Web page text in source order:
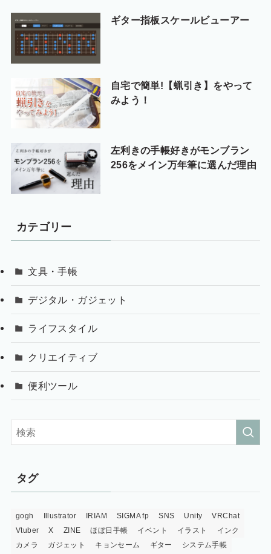
ギター指板スケールビューアー
自宅で簡単!【蝋引き】をやって
みよう！
左利きの手帳好きがモンブラン
256をメイン万年筆に選んだ理由
カテゴリー
文具・手帳
デジタル・ガジェット
ライフスタイル
クリエイティブ
便利ツール
タグ
gogh Illustrator IRIAM SIGMA fp SNS Unity
VRChat
Vtuber
X ZINE ほぼ日手帳 イベント イラスト
インク
カメラ
ガジェット キョンセーム ギター システム手帳